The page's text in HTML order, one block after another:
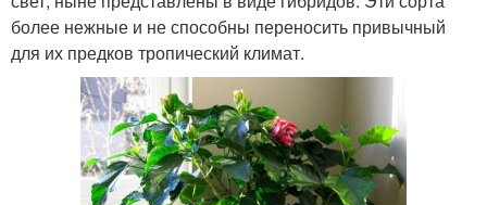
более нежные и не способны переносить привычный
для их предков тропический климат.